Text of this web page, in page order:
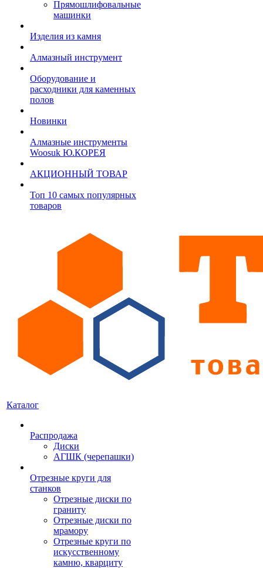
Прямошлифовальные
машинки
Изделия из камня
Алмазный инструмент
Оборудование и
расходники для каменных
полов
Новинки
Алмазные инструменты
Woosuk Ю.КОРЕЯ
АКЦИОННЫЙ ТОВАР
Топ 10 самых популярных
товаров
Каталог
Распродажа
Диски
АГШК (черепашки)
Отрезные круги для
станков
Отрезные диски по
граниту
Отрезные диски по
мрамору
Отрезные круги по
искусственному
камню, кварциту